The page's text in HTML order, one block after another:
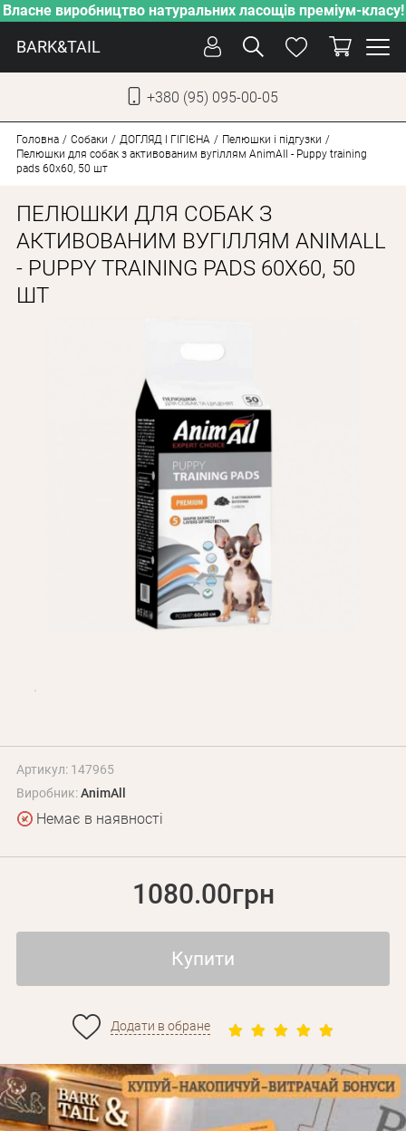
Власне виробництво натуральних ласощів преміум-класу!
BARK&TAIL
+380 (95) 095-00-05
ПІКЛУВАННЯ
ВІД СПЕКИ
ВЛАСНЕ ВИРОБНИЦТВО
Оплата і доставка
Програма лояльності
Про Нас
Оптовим клієнтам
Контакти
+380 (95) 095-00-05
Головна Собаки ДОГЛЯД І ГІГІЄНА
Пелюшки і підгузки
Пелюшки для собак з активованим вугіллям AnimAll - Puppy training
pads 60х60, 50 шт
ПЕЛЮШКИ ДЛЯ СОБАК З
АКТИВОВАНИМ ВУГІЛЛЯМ ANIMALL
- PUPPY TRAINING PADS 60Х60, 50
ШТ
Артикул: 147965
Виробник:AnimAll
Немає в наявності
1080.00грн
Купити
Додати в обране